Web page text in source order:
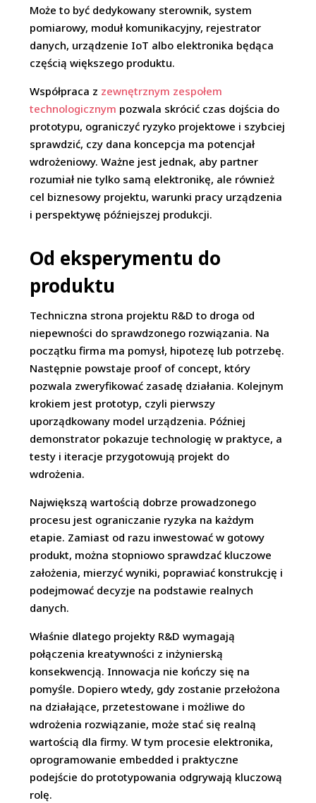
Może to być dedykowany sterownik, system
pomiarowy, moduł komunikacyjny, rejestrator
danych, urządzenie IoT albo elektronika będąca
częścią większego produktu.
Współpraca z zewnętrznym zespołem
technologicznym pozwala skrócić czas dojścia do
prototypu, ograniczyć ryzyko projektowe i szybciej
sprawdzić, czy dana koncepcja ma potencjał
wdrożeniowy. Ważne jest jednak, aby partner
rozumiał nie tylko samą elektronikę, ale również
cel biznesowy projektu, warunki pracy urządzenia
i perspektywę późniejszej produkcji.
Od eksperymentu do
produktu
Techniczna strona projektu R&D to droga od
niepewności do sprawdzonego rozwiązania. Na
początku firma ma pomysł, hipotezę lub potrzebę.
Następnie powstaje proof of concept, który
pozwala zweryfikować zasadę działania. Kolejnym
krokiem jest prototyp, czyli pierwszy
uporządkowany model urządzenia. Później
demonstrator pokazuje technologię w praktyce, a
testy i iteracje przygotowują projekt do
wdrożenia.
Największą wartością dobrze prowadzonego
procesu jest ograniczanie ryzyka na każdym
etapie. Zamiast od razu inwestować w gotowy
produkt, można stopniowo sprawdzać kluczowe
założenia, mierzyć wyniki, poprawiać konstrukcję i
podejmować decyzje na podstawie realnych
danych.
Właśnie dlatego projekty R&D wymagają
połączenia kreatywności z inżynierską
konsekwencją. Innowacja nie kończy się na
pomyśle. Dopiero wtedy, gdy zostanie przełożona
na działające, przetestowane i możliwe do
wdrożenia rozwiązanie, może stać się realną
wartością dla firmy. W tym procesie elektronika,
oprogramowanie embedded i praktyczne
podejście do prototypowania odgrywają kluczową
rolę.